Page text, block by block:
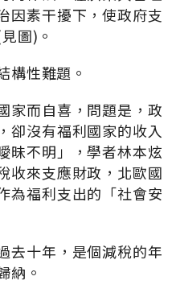
因素干擾下，使政府支
圖)。
構性難題。
家而自喜，問題是，政
卻沒有福利國家的收入
昧不明」，學者林本炫
收來支應財政，北歐國
為福利支出的「社會安
去十年，是個減稅的年
納。